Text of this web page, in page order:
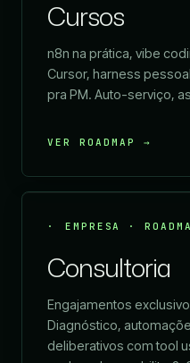
Cursos
n8n na prática, vibe
Cursor, harness
pra PM. Auto-serviço,
VER ROADMAP →
EMPRESA ·
Consultoria
Engajamentos
Diagnóstico,
deliberativos com tool